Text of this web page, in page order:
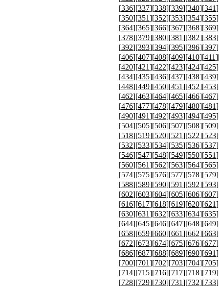
[336][337][338][339][340][341
[350][351][352][353][354][355
[364][365][366][367][368][369
[378][379][380][381][382][383
[392][393][394][395][396][397
[406][407][408][409][410][411
[420][421][422][423][424][425
[434][435][436][437][438][439
[448][449][450][451][452][453
[462][463][464][465][466][467
[476][477][478][479][480][481
[490][491][492][493][494][495
[504][505][506][507][508][509
[518][519][520][521][522][523
[532][533][534][535][536][537
[546][547][548][549][550][551
[560][561][562][563][564][565
[574][575][576][577][578][579
[588][589][590][591][592][593
[602][603][604][605][606][607
[616][617][618][619][620][621
[630][631][632][633][634][635
[644][645][646][647][648][649
[658][659][660][661][662][663
[672][673][674][675][676][677
[686][687][688][689][690][691
[700][701][702][703][704][705
[714][715][716][717][718][719
[728][729][730][731][732][733